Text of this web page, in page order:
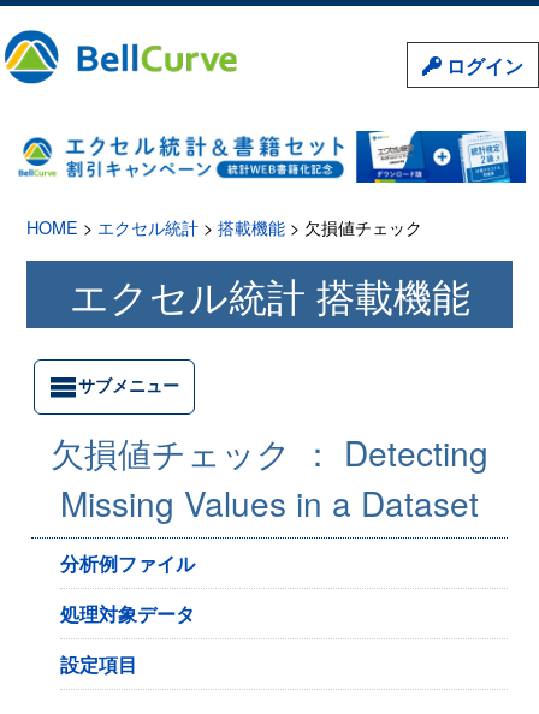
ログイン
HOME > エクセル統計 >搭載機能 > 欠損値チェック
エクセル統計 搭載機能
サブメニュー
欠損値チェック ： Detecting
Missing Values in a Dataset
分析例ファイル
処理対象データ
設定項目